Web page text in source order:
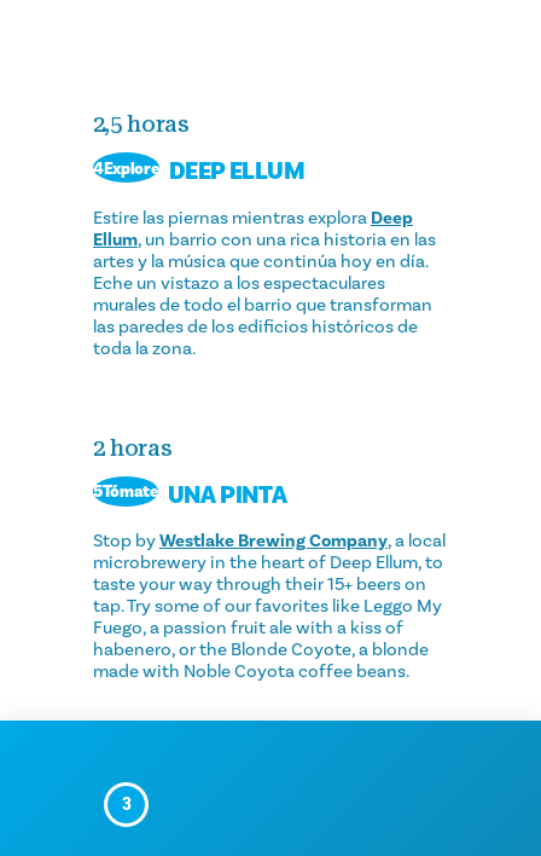
2,5 horas
4Explore DEEP ELLUM
Estire las piernas mientras explora Deep
Ellum, un barrio con una rica historia en las
artes y la música que continúa hoy en día.
Eche un vistazo a los espectaculares
murales de todo el barrio que transforman
las paredes de los edificios históricos de
toda la zona.
2 horas
5Tómate UNA PINTA
Stop byWestlake Brewing Company, a local
microbrewery in the heart of Deep Ellum, to
taste your way through their 15+ beers on
tap. Try some of our favorites like Leggo My
Fuego, a passion fruit ale with a kiss of
habenero, or the Blonde Coyote, a blonde
made with Noble Coyota coffee beans.
3